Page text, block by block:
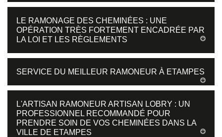
LE RAMONAGE DES CHEMINÉES : UNE
OPÉRATION TRÈS FORTEMENT ENCADRÉE PAR
LA LOI ET LES RÈGLEMENTS
SERVICE DU MEILLEUR RAMONEUR À ETAMPES
L'ARTISAN RAMONEUR ARTISAN LOBRY : UN
PROFESSIONNEL RECOMMANDÉ POUR
PRENDRE SOIN DE VOS CHEMINÉES DANS LA
VILLE DE ETAMPES